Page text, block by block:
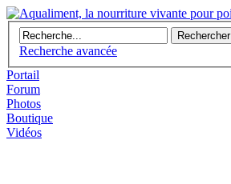
Recherche avancée
Portail
Forum
Photos
Boutique
Vidéos